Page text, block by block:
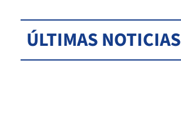
ÚLTIMAS NOTICIAS